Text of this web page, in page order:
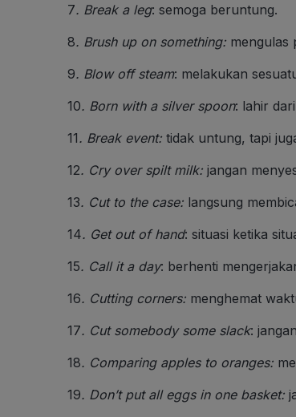
7. Break a leg: semoga beruntung.
8. Brush up on something: mengulas
9. Blow off steam: melakukan
10. Born with a silver spoon: lahir
11 . Break event: tidak untung, tapi
12. Cry over spilt milk: jangan
13. Cut to the case: langsung
14. Get out of hand: situasi ketika
15. Call it a day: berhenti
16. Cutting corners: menghemat
17. Cut somebody some slack:
18. Comparing apples to oranges:
19. Don’t put all eggs in one basket: